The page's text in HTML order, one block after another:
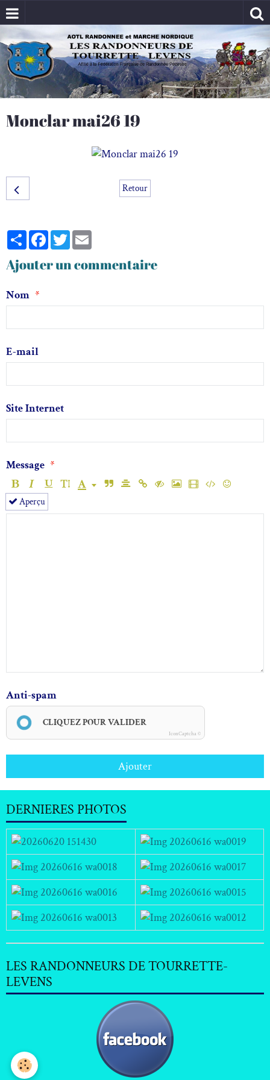
Monclar mai26 19
Retour
PartagerFacebook
Twitter
Ajouter un commentaire
Nom
E-mail
Site Internet
Message
Aperçu
Anti-spam
CLIQUEZ POUR VALIDER
IconCaptcha ©
Ajouter
DERNIERES PHOTOS
LES RANDONNEURS DE TOURRETTE-
LEVENS